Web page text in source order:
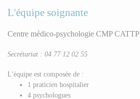
L'équipe soignante
Centre médico-psychologie CMP CATTP
Secrétariat : 04 77 12 02 55
L'équipe est composée de :
1 praticien hospitalier
4 psychologues